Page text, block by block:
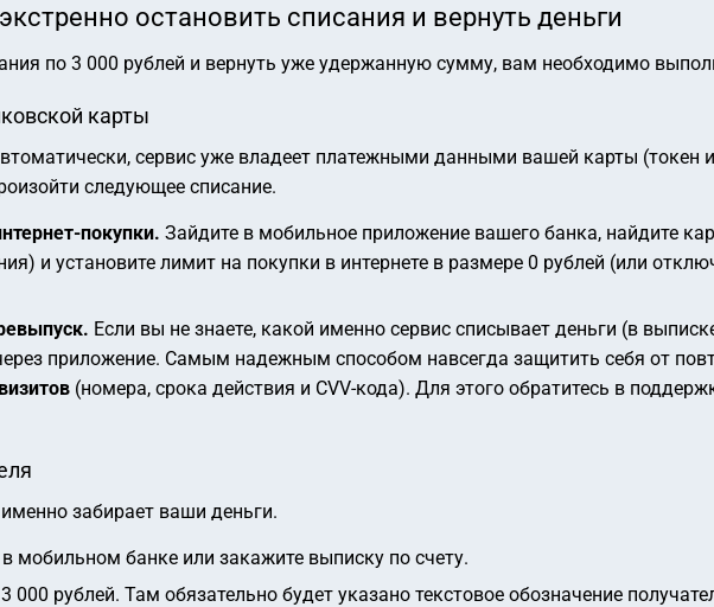
остановить списания и вернуть деньги
по 3 000 рублей и вернуть уже удержанную сумму, вам необходимо
карты
сервис уже владеет платежными данными вашей карты (токен
следующее списание.
покупки. Зайдите в мобильное приложение вашего банка, найдите
и установите лимит на покупки в интернете в размере 0 рублей (или
Если вы не знаете, какой именно сервис списывает деньги (в
приложение. Самым надежным способом навсегда защитить себя от
(номера, срока действия и CVV-кода). Для этого обратитесь в
забирает ваши деньги.
мобильном банке или закажите выписку по счету.
000 рублей. Там обязательно будет указано текстовое обозначение